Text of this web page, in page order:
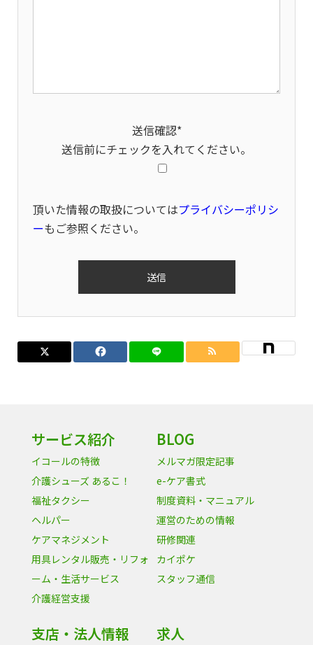
送信確認*
送信前にチェックを入れてください。
頂いた情報の取扱についてはプライバシーポリシ
ーもご参照ください。
サービス紹介
イコールの特徴
介護シューズ あるこ！
福祉タクシー
ヘルパー
ケアマネジメント
用具レンタル販売・リフォ
ーム・生活サービス
介護経営支援
BLOG
メルマガ限定記事
e-ケア書式
制度資料・マニュアル
運営のための情報
研修関連
カイポケ
スタッフ通信
支店・法人情報 求人